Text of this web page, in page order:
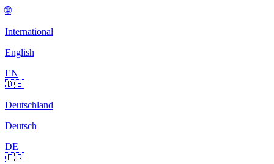
🌐
International
English
EN
🇩🇪
Deutschland
Deutsch
DE
🇫🇷